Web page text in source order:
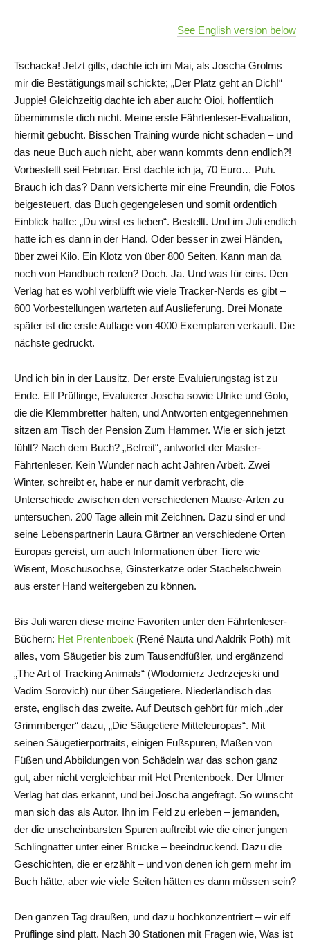
See English version below
Tschacka! Jetzt gilts, dachte ich im Mai, als Joscha Grolms
mir die Bestätigungsmail schickte; „Der Platz geht an Dich!“
Juppie! Gleichzeitig dachte ich aber auch: Oioi, hoffentlich
übernimmste dich nicht. Meine erste Fährtenleser-Evaluation,
hiermit gebucht. Bisschen Training würde nicht schaden – und
das neue Buch auch nicht, aber wann kommts denn endlich?!
Vorbestellt seit Februar. Erst dachte ich ja, 70 Euro… Puh.
Brauch ich das? Dann versicherte mir eine Freundin, die Fotos
beigesteuert, das Buch gegengelesen und somit ordentlich
Einblick hatte: „Du wirst es lieben“. Bestellt. Und im Juli endlich
hatte ich es dann in der Hand. Oder besser in zwei Händen,
über zwei Kilo. Ein Klotz von über 800 Seiten. Kann man da
noch von Handbuch reden? Doch. Ja. Und was für eins. Den
Verlag hat es wohl verblüfft wie viele Tracker-Nerds es gibt –
600 Vorbestellungen warteten auf Auslieferung. Drei Monate
später ist die erste Auflage von 4000 Exemplaren verkauft. Die
nächste gedruckt.
Und ich bin in der Lausitz. Der erste Evaluierungstag ist zu
Ende. Elf Prüflinge, Evaluierer Joscha sowie Ulrike und Golo,
die die Klemmbretter halten, und Antworten entgegennehmen
sitzen am Tisch der Pension Zum Hammer. Wie er sich jetzt
fühlt? Nach dem Buch? „Befreit“, antwortet der Master-
Fährtenleser. Kein Wunder nach acht Jahren Arbeit. Zwei
Winter, schreibt er, habe er nur damit verbracht, die
Unterschiede zwischen den verschiedenen Mause-Arten zu
untersuchen. 200 Tage allein mit Zeichnen. Dazu sind er und
seine Lebenspartnerin Laura Gärtner an verschiedene Orten
Europas gereist, um auch Informationen über Tiere wie
Wisent, Moschusochse, Ginsterkatze oder Stachelschwein
aus erster Hand weitergeben zu können.
Bis Juli waren diese meine Favoriten unter den Fährtenleser-
Büchern: Het Prentenboek (René Nauta und Aaldrik Poth) mit
alles, vom Säugetier bis zum Tausendfüßler, und ergänzend
„The Art of Tracking Animals“ (Wlodomierz Jedrzejeski und
Vadim Sorovich) nur über Säugetiere. Niederländisch das
erste, englisch das zweite. Auf Deutsch gehört für mich „der
Grimmberger“ dazu, „Die Säugetiere Mitteleuropas“. Mit
seinen Säugetierportraits, einigen Fußspuren, Maßen von
Füßen und Abbildungen von Schädeln war das schon ganz
gut, aber nicht vergleichbar mit Het Prentenboek. Der Ulmer
Verlag hat das erkannt, und bei Joscha angefragt. So wünscht
man sich das als Autor. Ihn im Feld zu erleben – jemanden,
der die unscheinbarsten Spuren auftreibt wie die einer jungen
Schlingnatter unter einer Brücke – beeindruckend. Dazu die
Geschichten, die er erzählt – und von denen ich gern mehr im
Buch hätte, aber wie viele Seiten hätten es dann müssen sein?
Den ganzen Tag draußen, und dazu hochkonzentriert – wir elf
Prüflinge sind platt. Nach 30 Stationen mit Fragen wie, Was ist